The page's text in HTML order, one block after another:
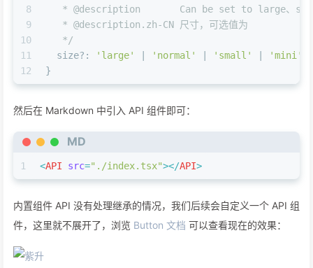
8
9
10
11
12
   *
@description
Can be set to large、
   *
@description .zh-CN 尺寸，可选值为
   */
  size?:
'large' | 'normal' | 'small' | 'mini'
}
然后在 Markdown 中引入 API 组件即可：
MD
1 <API src="./index.tsx"></API>
内置组件 API 没有处理继承的情况，我们后续会自定义一个 API 组
件，这里就不展开了，浏览 Button 文档 可以查看现在的效果：